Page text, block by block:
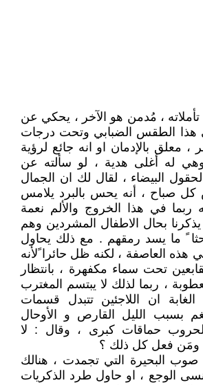
تأملاته ، مُدمن هو الآخر ، يحكي عن
هذا الطقس الضبابي وتحت درجات
، معلق بالإدمان او انه جائع لرؤية
وهي له أغلى هدية ، لو سألته عن
البيضاء ، لقال لك ان الجمال
كل صباح ، أنه يحس بالبرد يلامس
ربما في هذا الخروج والألم نعمة
بحال الاطفال المشردين وهم
ما يسد رمقهم . مع ذلك يحاول
هذه العاصفة ، لكنه ظل حائرا ًلأنه
تحت سماء مكفهرة ، بانتظار
، ربما لذلك لا يبتسم المغترب
ان اللاجئين تتبدل قسمات
بسبب الليل القارص و الأوحال
حماقات كبرى ، وقال : لا
ومَن فعل كل ذلك ؟
صوب البحيرة التي تجمدت ، هنالك
الوجع ، او حاول طرد الذكريات